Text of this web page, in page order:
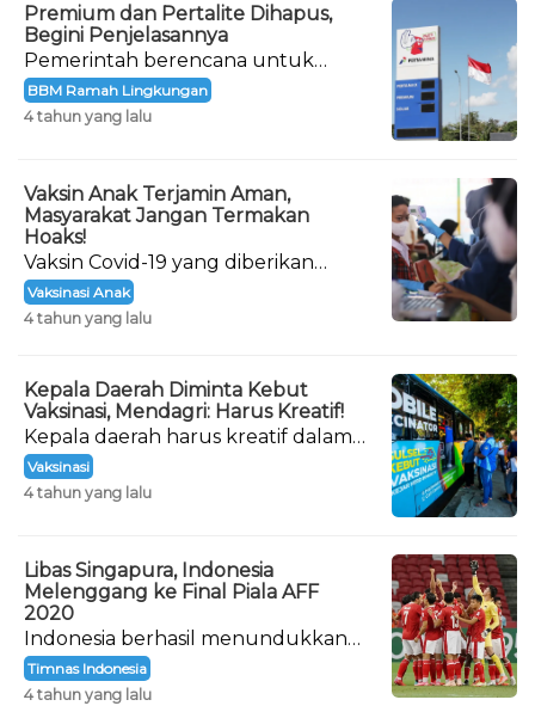
Premium dan Pertalite Dihapus,
Begini Penjelasannya
Pemerintah berencana untuk
menghapus bahan bakar minyak
(BBM) jenis Premium dan Pertalite.
BBM Ramah Lingkungan
4 tahun yang lalu
Vaksin Anak Terjamin Aman,
Masyarakat Jangan Termakan
Hoaks!
Vaksin Covid-19 yang diberikan
kepada anak-anak sudah dipastikan
keamanannya.
Vaksinasi Anak
4 tahun yang lalu
Kepala Daerah Diminta Kebut
Vaksinasi, Mendagri: Harus Kreatif!
Kepala daerah harus kreatif dalam
menarik minat warga untuk
vaksinasi.
Vaksinasi
4 tahun yang lalu
Libas Singapura, Indonesia
Melenggang ke Final Piala AFF
2020
Indonesia berhasil menundukkan
Tim Singapura dengan skor 4-2 di
Semi Final leg kedua.
Timnas Indonesia
4 tahun yang lalu